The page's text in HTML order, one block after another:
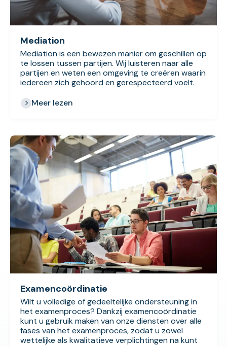
Mediation
Mediation is een bewezen manier om geschillen op
te lossen tussen partijen. Wij luisteren naar alle
partijen en weten een omgeving te creëren waarin
iedereen zich gehoord en gerespecteerd voelt.
Meer lezen
Examencoördinatie
Wilt u volledige of gedeeltelijke ondersteuning in
het examenproces? Dankzij examencoördinatie
kunt u gebruik maken van onze diensten over alle
fases van het examenproces, zodat u zowel
wettelijke als kwalitatieve verplichtingen na kunt